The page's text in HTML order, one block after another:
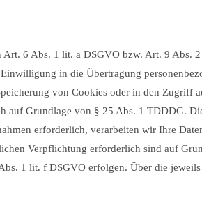
6 Abs. 1 lit. a DSGVO bzw. Art. 9 Abs.
in die Übertragung
von Cookies oder in den Zugriff
auf Grundlage von § 25 Abs. 1 TDDDG.
erforderlich, verarbeiten wir Ihre
Verpflichtung erforderlich sind auf
1 lit. f DSGVO erfolgen. Über die